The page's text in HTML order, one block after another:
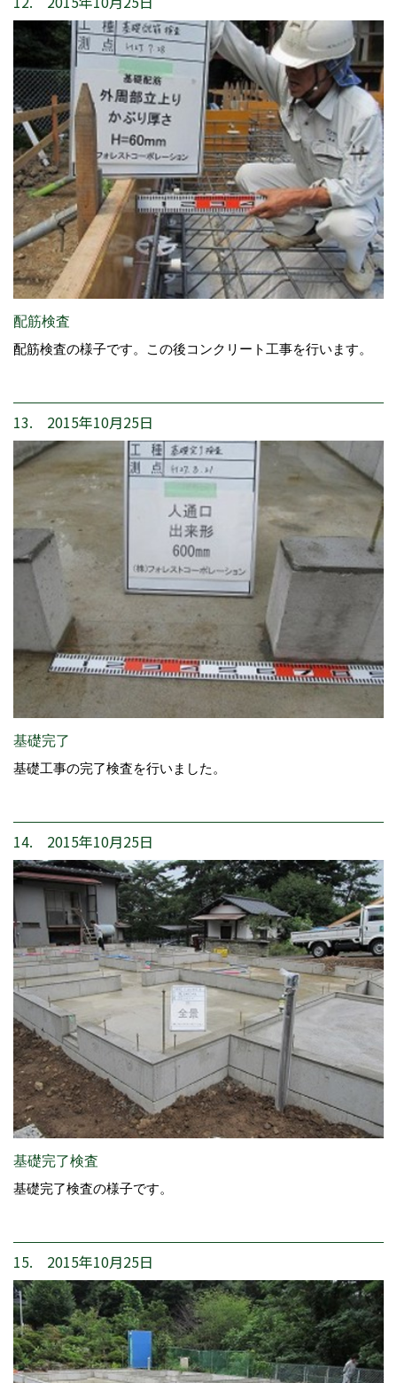
配筋検査
配筋検査の様子です。この後コンクリート工事を行います。
13. 2015年10月25日
基礎完了
基礎工事の完了検査を行いました。
14. 2015年10月25日
基礎完了検査
基礎完了検査の様子です。
15. 2015年10月25日